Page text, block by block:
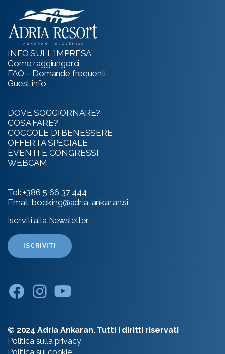
INFO SULL`IMPRESA
Come raggiungerci
FAQ – Domande frequenti
Guest info
DOVE SOGGIORNARE?
COSA FARE?
COCCOLE DI BENESSERE
OFFERTA SPECIALE
EVENTI E CONGRESSI
WEBCAM
Tel:+386 5 66 37 444
Email: booking@adria-ankaran.si
Iscriviti alla Newsletter
ISCRIVITI
© 2024 Adria Ankaran. Tutti i diritti riservati
Politica sulla privacy